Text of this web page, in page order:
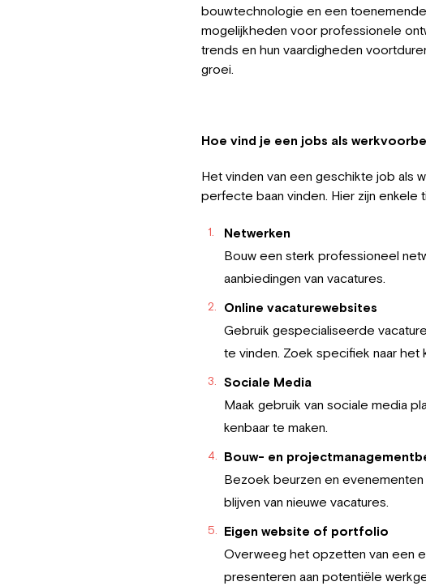
bouwtechnologie en een
mogelijkheden voor professionele
trends en hun vaardigheden
groei.
Hoe vind je een jobs als
Het vinden van een geschikte job als
perfecte baan vinden. Hier zijn
Netwerken
Bouw een sterk professioneel
aanbiedingen van vacatures.
Online vacaturewebsites
Gebruik gespecialiseerde
te vinden. Zoek specifiek naar
Sociale Media
Maak gebruik van sociale media
kenbaar te maken.
Bouw- en
Bezoek beurzen en
blijven van nieuwe vacatures.
Eigen website of portfolio
Overweeg het opzetten van een
presenteren aan potentiële